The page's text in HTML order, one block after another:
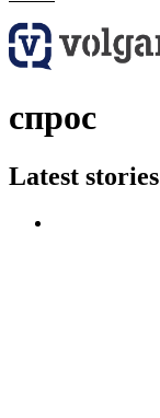
спрос
Latest stories